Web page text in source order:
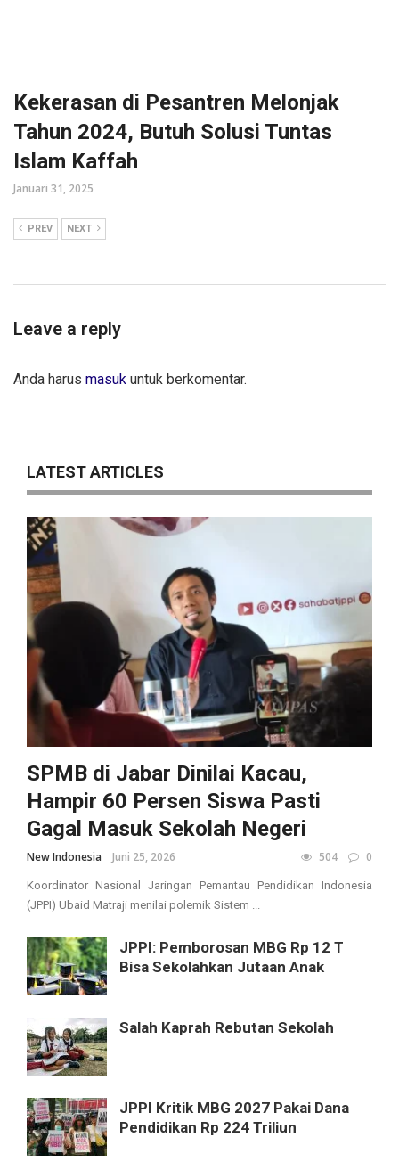
Kekerasan di Pesantren Melonjak
Tahun 2024, Butuh Solusi Tuntas
Islam Kaffah
Januari 31, 2025
PREV NEXT
Leave a reply
Anda harus masuk untuk berkomentar.
LATEST ARTICLES
SPMB di Jabar Dinilai Kacau,
Hampir 60 Persen Siswa Pasti
Gagal Masuk Sekolah Negeri
New Indonesia Juni 25, 2026 504 0
Koordinator Nasional Jaringan Pemantau Pendidikan Indonesia
(JPPI) Ubaid Matraji menilai polemik Sistem ...
JPPI: Pemborosan MBG Rp 12 T
Bisa Sekolahkan Jutaan Anak
Salah Kaprah Rebutan Sekolah
JPPI Kritik MBG 2027 Pakai Dana
Pendidikan Rp 224 Triliun